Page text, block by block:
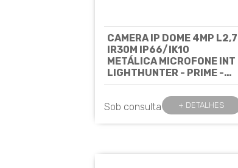
CAMERA IP DOME 4MP L2,7
IR30M IP66/IK10
METÁLICA MICROFONE INT
LIGHTHUNTER - PRIME -
Cód: 7543
Sob consulta + DETALHES